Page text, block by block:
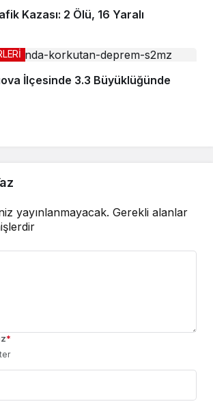
Kazası: 2 Ölü, 16 Yaralı
İlçesinde 3.3 Büyüklüğünde
yayınlanmayacak. Gerekli alanlar
*